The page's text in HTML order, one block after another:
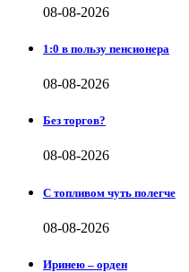
08-08-2026
1:0 в пользу пенсионера
08-08-2026
Без торгов?
08-08-2026
С топливом чуть полегче
08-08-2026
Иринею – орден